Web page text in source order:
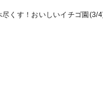
くす！おいしいイチゴ園(3/